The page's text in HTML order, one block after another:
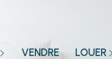
VENDRE LOUER
MAISON